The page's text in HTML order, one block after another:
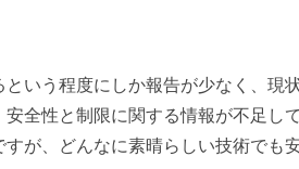
いう程度にしか報告が少なく、現
全性と制限に関する情報が不足して
が、どんなに素晴らしい技術でも